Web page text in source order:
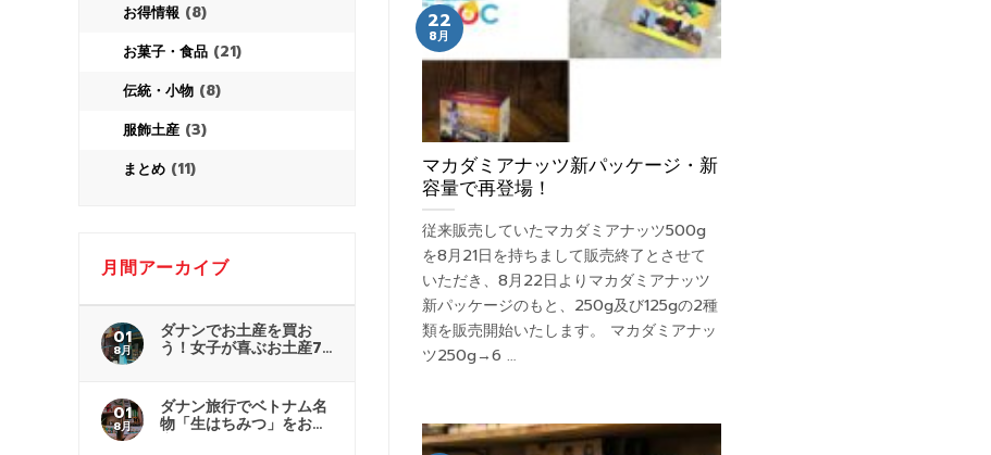
お得情報 (8)
お菓子・食品 (21)
伝統・小物 (8)
服飾土産 (3)
まとめ (11)
月間アーカイブ
01
8月
ダナンでお土産を買お
う！女子が喜ぶお土産7
01
8月
ダナン旅行でベトナム名
物「生はちみつ」をお土
産に！
マカダミアナッツ新パッケージ・新
容量で再登場！
従来販売していたマカダミアナッツ500g
を8月21日を持ちまして販売終了とさせて
いただき、8月22日よりマカダミアナッツ
新パッケージのもと、250g及び125gの2種
類を販売開始いたします。 マカダミアナッ
ツ250g→6 …
22
8月